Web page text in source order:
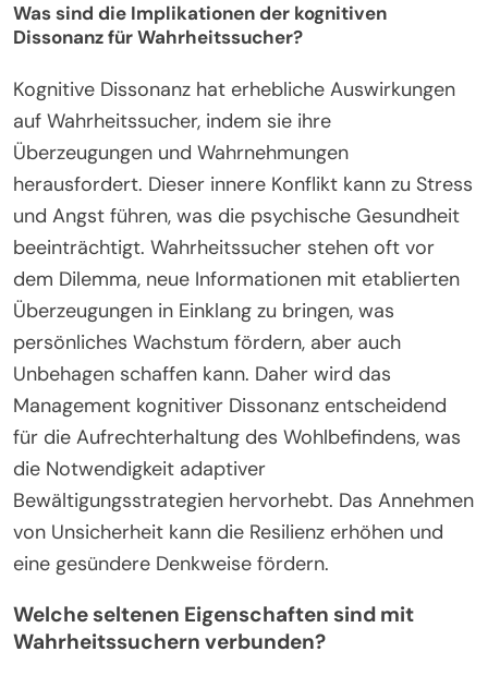
Was sind die Implikationen der kognitiven
Dissonanz für Wahrheitssucher?
Kognitive Dissonanz hat erhebliche Auswirkungen
auf Wahrheitssucher, indem sie ihre
Überzeugungen und Wahrnehmungen
herausfordert. Dieser innere Konflikt kann zu Stress
und Angst führen, was die psychische Gesundheit
beeinträchtigt. Wahrheitssucher stehen oft vor
dem Dilemma, neue Informationen mit etablierten
Überzeugungen in Einklang zu bringen, was
persönliches Wachstum fördern, aber auch
Unbehagen schaffen kann. Daher wird das
Management kognitiver Dissonanz entscheidend
für die Aufrechterhaltung des Wohlbefindens, was
die Notwendigkeit adaptiver
Bewältigungsstrategien hervorhebt. Das Annehmen
von Unsicherheit kann die Resilienz erhöhen und
eine gesündere Denkweise fördern.
Welche seltenen Eigenschaften sind mit
Wahrheitssuchern verbunden?